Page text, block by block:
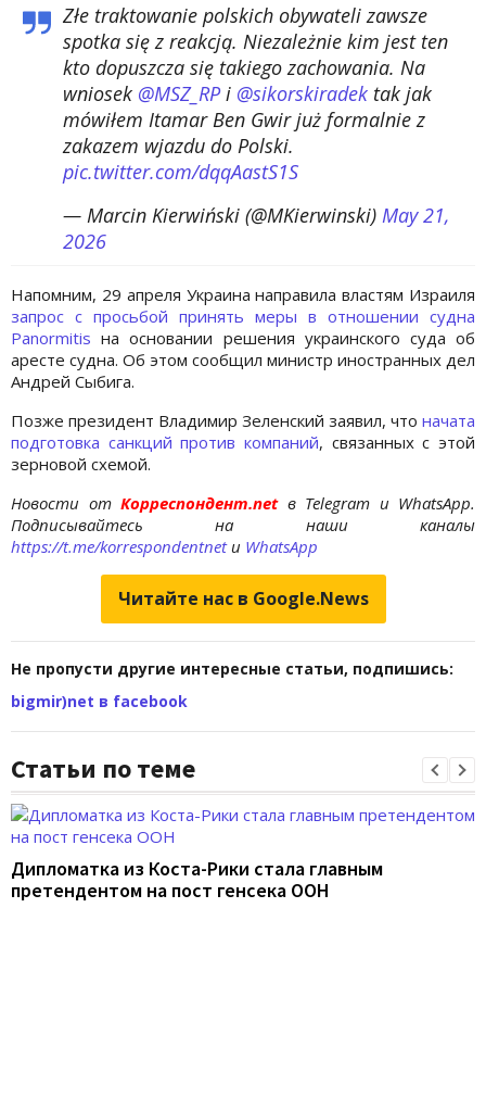
Złe traktowanie polskich obywateli zawsze
spotka się z reakcją. Niezależnie kim jest ten
kto dopuszcza się takiego zachowania. Na
wniosek @MSZ_RPi @sikorskiradek tak jak
mówiłem Itamar Ben Gwir już formalnie z
zakazem wjazdu do Polski.
pic.twitter.com/dqqAastS1S
— Marcin Kierwiński (@MKierwinski) May 21,
2026
Напомним, 29 апреля Украина направила властям Израиля
запрос с просьбой принять меры в отношении судна
Panormitis на основании решения украинского суда об
аресте судна. Об этом сообщил министр иностранных дел
Андрей Сыбига.
Позже президент Владимир Зеленский заявил, что начата
подготовка санкций против компаний, связанных с этой
зерновой схемой.
Новости отКорреспондент.net в Telegram и WhatsApp.
Подписывайтесь на наши каналы
https://t.me/korrespondentnetи WhatsApp
Читайте нас в Google.News
Не пропусти другие интересные статьи, подпишись:
bigmir)net в facebook
Статьи по теме
Дипломатка из Коста-Рики стала главным
претендентом на пост генсека ООН